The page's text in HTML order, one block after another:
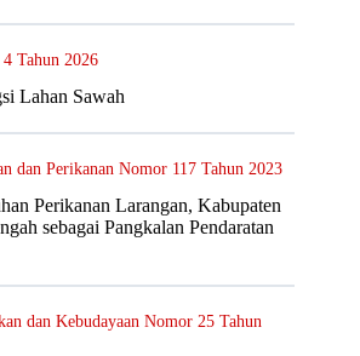
Tahun 2026
Lahan Sawah
dan Perikanan Nomor 117 Tahun 2023
Perikanan Larangan, Kabupaten
sebagai Pangkalan Pendaratan
dan Kebudayaan Nomor 25 Tahun